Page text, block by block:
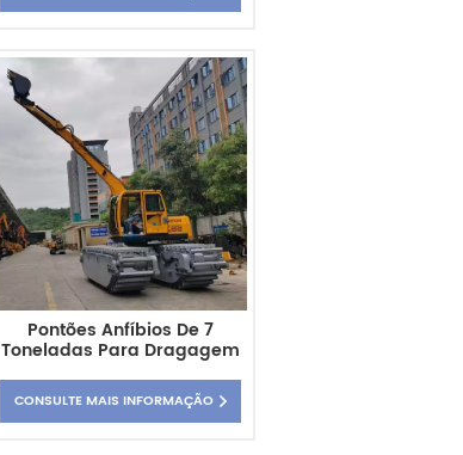
Pontões Anfíbios De 7
Toneladas Para Dragagem
CONSULTE MAIS INFORMAÇÃO